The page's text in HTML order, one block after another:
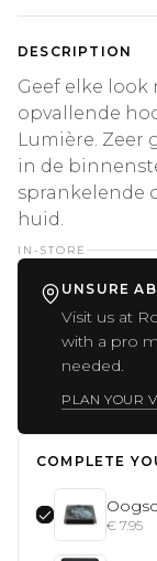
DESCRIPTION
Geef elke look
opvallende
Lumière. Zeer
in de
sprankelende
huid.
IN-STORE
UNSURE
Visit us at
with a pro
needed.
PLAN YOUR
COMPLETE
€ 7.95